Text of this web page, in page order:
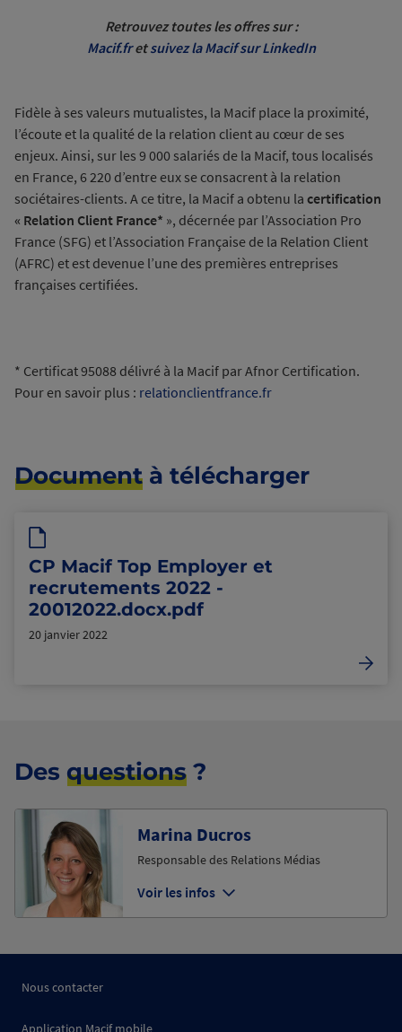
Document à télécharger
CP Macif Top Employer et
recrutements 2022 -
20012022.docx.pdf
20 janvier 2022
Des questions ?
Marina Ducros
Responsable des Relations Médias
Voir les infos
Retrouvez toutes les offres sur :
Macif.fretsuivez la Macif sur LinkedIn
Fidèle à ses valeurs mutualistes, la Macif place la proximité,
l’écoute et la qualité de la relation client au cœur de ses
enjeux. Ainsi, sur les 9 000 salariés de la Macif, tous localisés
en France, 6 220 d’entre eux se consacrent à la relation
sociétaires-clients. A ce titre, la Macif a obtenu la certification
« Relation Client France* », décernée par l’Association Pro
France (SFG) et l’Association Française de la Relation Client
(AFRC) et est devenue l’une des premières entreprises
françaises certifiées.
* Certificat 95088 délivré à la Macif par Afnor Certification.
Pour en savoir plus : relationclientfrance.fr
Nous contacter
Application Macif mobile